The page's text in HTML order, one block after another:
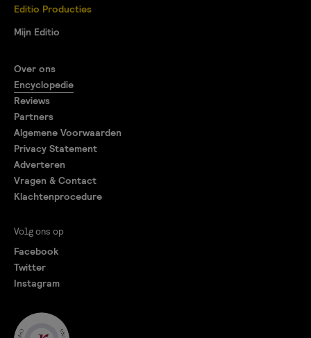
Editio Producties
Mijn Editio
Over ons
Encyclopedie
Reviews
Partners
Algemene Voorwaarden
Privacy Statement
Adverteren
Vragen & Contact
Klachtenprocedure
Volg ons op
Facebook
Twitter
Instagram